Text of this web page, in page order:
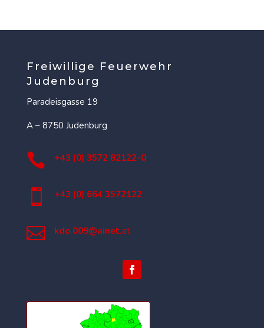
Freiwillige Feuerwehr
Judenburg
Paradeisgasse 19
A – 8750 Judenburg
 +43 (0) 3572 82122-0
 +43 (0) 664 3572122
 kdo.009@ainet.at